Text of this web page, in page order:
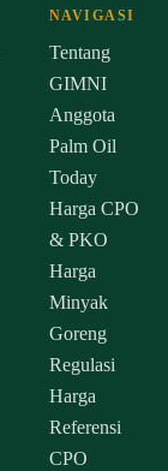
NAVIGASI
Tentang
GIMNI
Anggota
Palm Oil
Today
Harga CPO
& PKO
Harga
Minyak
Goreng
Regulasi
Harga
Referensi
CPO